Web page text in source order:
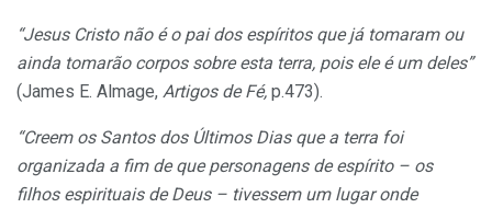
“Jesus Cristo não é o pai dos espíritos que já tomaram ou
ainda tomarão corpos sobre esta terra, pois ele é um deles”
(James E. Almage, Artigos de Fé, p.473).
“Creem os Santos dos Últimos Dias que a terra foi
organizada a fim de que personagens de espírito – os
filhos espirituais de Deus – tivessem um lugar onde